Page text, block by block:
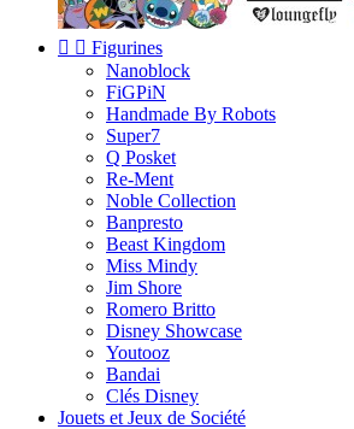
  Figurines
Nanoblock
FiGPiN
Handmade By Robots
Super7
Q Posket
Re-Ment
Noble Collection
Banpresto
Beast Kingdom
Miss Mindy
Jim Shore
Romero Britto
Disney Showcase
Youtooz
Bandai
Clés Disney
Jouets et Jeux de Société